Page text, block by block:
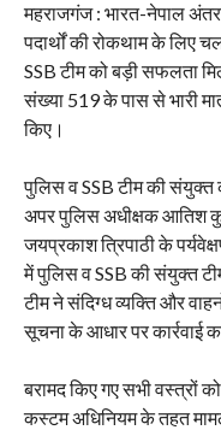
महराजगंज : भारत-नेपाल
पदार्थों की रोकथाम के लिए
SSB टीम को बड़ी सफलता
संख्या 519 के पास से भारी
किए।
पुलिस व SSB टीम की संयुक्त
अपर पुलिस अधीक्षक आतिश
जयप्रकाश त्रिपाठी के
में पुलिस व SSB की संयुक्त
टीम ने संदिग्ध व्यक्ति और
सूचना के आधार पर कार्रवाई
बरामद किए गए सभी वस्त्रों
कस्टम अधिनियम के तहत